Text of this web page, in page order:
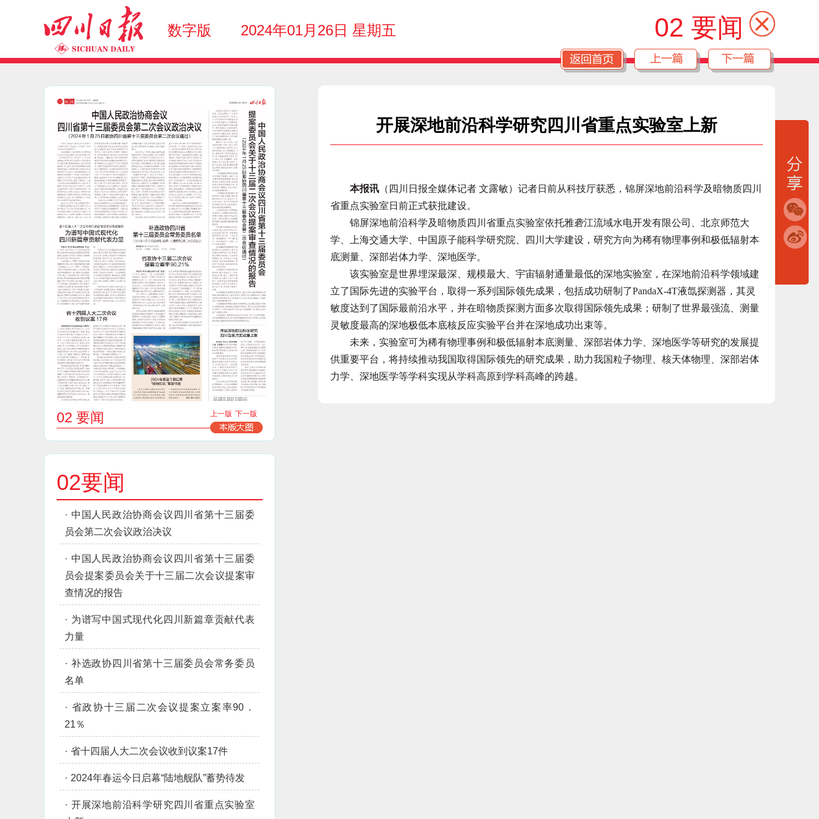
数字版 2024年01月26日 星期五 02 要闻
02 要闻 上一版 下一版
02要闻
· 中国人民政治协商会议四川省第十三届委
员会第二次会议政治决议
· 中国人民政治协商会议四川省第十三届委
员会提案委员会关于十三届二次会议提案审
查情况的报告
· 为谱写中国式现代化四川新篇章贡献代表
力量
· 补选政协四川省第十三届委员会常务委员
名单
· 省政协十三届二次会议提案立案率90．
21％
· 省十四届人大二次会议收到议案17件
· 2024年春运今日启幕“陆地舰队”蓄势待发
· 开展深地前沿科学研究四川省重点实验室
开展深地前沿科学研究四川省重点实验室上新
本报讯 （四川日报全媒体记者 文露敏）记者日前从科技厅获悉，锦屏深地前沿科学及暗物质四川
省重点实验室日前正式获批建设。
锦屏深地前沿科学及暗物质四川省重点实验室依托雅砻江流域水电开发有限公司、北京师范大
学、上海交通大学、中国原子能科学研究院、四川大学建设，研究方向为稀有物理事例和极低辐射本
底测量、深部岩体力学、深地医学。
该实验室是世界埋深最深、规模最大、宇宙辐射通量最低的深地实验室，在深地前沿科学领域建
立了国际先进的实验平台，取得一系列国际领先成果，包括成功研制了PandaX-4T液氙探测器，其灵
敏度达到了国际最前沿水平，并在暗物质探测方面多次取得国际领先成果；研制了世界最强流、测量
灵敏度最高的深地极低本底核反应实验平台并在深地成功出束等。
未来，实验室可为稀有物理事例和极低辐射本底测量、深部岩体力学、深地医学等研究的发展提
供重要平台，将持续推动我国取得国际领先的研究成果，助力我国粒子物理、核天体物理、深部岩体
力学、深地医学等学科实现从学科高原到学科高峰的跨越。